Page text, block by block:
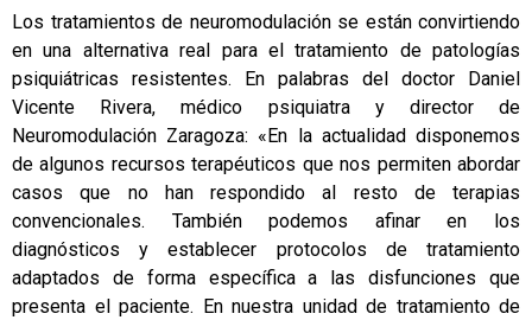
Los tratamientos de neuromodulación se están convirtiendo
en una alternativa real para el tratamiento de patologías
psiquiátricas resistentes. En palabras del doctor Daniel
Vicente Rivera, médico psiquiatra y director de
Neuromodulación Zaragoza: «En la actualidad disponemos
de algunos recursos terapéuticos que nos permiten abordar
casos que no han respondido al resto de terapias
convencionales. También podemos afinar en los
diagnósticos y establecer protocolos de tratamiento
adaptados de forma específica a las disfunciones que
presenta el paciente. En nuestra unidad de tratamiento de